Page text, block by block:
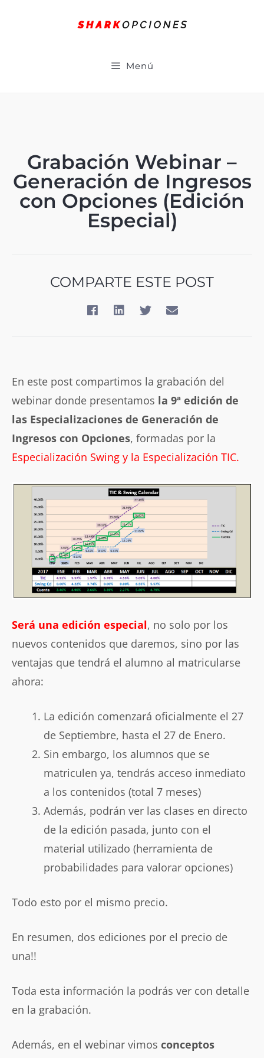
Menú
Grabación Webinar –
Generación de Ingresos
con Opciones (Edición
Especial)
COMPARTE ESTE POST
En este post compartimos la grabación del
webinar donde presentamos la 9ª edición de
las Especializaciones de Generación de
Ingresos con Opciones, formadas por la
Especialización Swing y la Especialización TIC.
Será una edición especial, no solo por los
nuevos contenidos que daremos, sino por las
ventajas que tendrá el alumno al matricularse
ahora:
La edición comenzará oficialmente el 27
de Septiembre, hasta el 27 de Enero.
Sin embargo, los alumnos que se
matriculen ya, tendrás acceso inmediato
a los contenidos (total 7 meses)
Además, podrán ver las clases en directo
de la edición pasada, junto con el
material utilizado (herramienta de
probabilidades para valorar opciones)
Todo esto por el mismo precio.
En resumen, dos ediciones por el precio de
una!!
Toda esta información la podrás ver con detalle
en la grabación.
Además, en el webinar vimos conceptos